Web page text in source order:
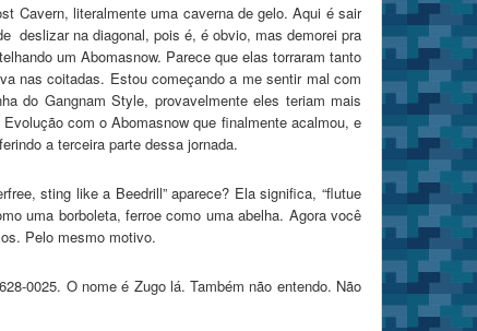
Cavern, literalmente uma caverna de gelo. Aqui é sair
deslizar na diagonal, pois é, é obvio, mas demorei pra
um Abomasnow. Parece que elas torraram tanto
nas coitadas. Estou começando a me sentir mal com
do Gangnam Style, provavelmente eles teriam mais
com o Abomasnow que finalmente acalmou, e
a terceira parte dessa jornada.
sting like a Beedrill” aparece? Ela significa, “flutue
uma borboleta, ferroe como uma abelha. Agora você
Pelo mesmo motivo.
0025. O nome é Zugo lá. Também não entendo. Não